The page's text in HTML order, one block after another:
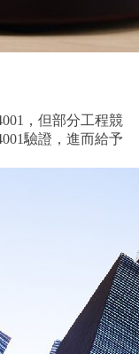
，但部分工程競
驗證，進而給予